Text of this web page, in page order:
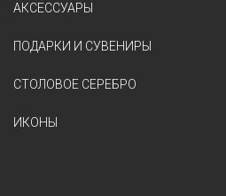
АКСЕССУАРЫ
ПОДАРКИ И СУВЕНИРЫ
СТОЛОВОЕ СЕРЕБРО
ИКОНЫ